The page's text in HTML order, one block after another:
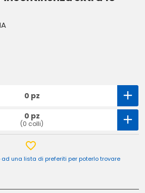
0 pz
0 pz
(0 colli)
una lista di preferiti per poterlo trovare